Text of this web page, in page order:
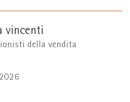
vincenti
della vendita